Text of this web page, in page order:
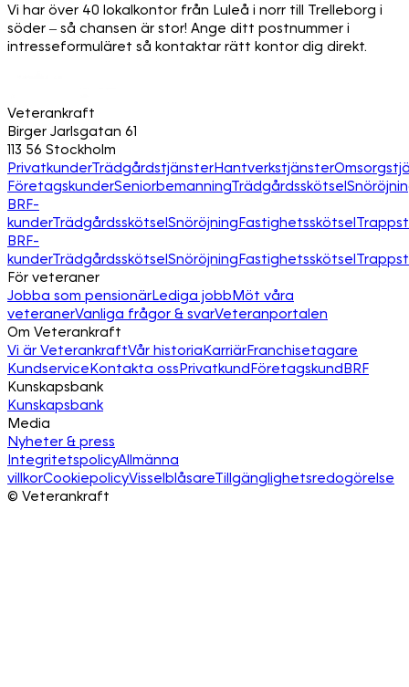
Vi har över 40 lokalkontor från Luleå i norr till Trelleborg i
söder – så chansen är stor! Ange ditt postnummer i
intresseformuläret så kontaktar rätt kontor dig direkt.
Veterankraft
Birger Jarlsgatan 61
113 56 Stockholm
PrivatkunderTrädgårdstjänsterHantverkstjänster
FöretagskunderSeniorbemanningTrädgårdsskötsel
BRF-
kunderTrädgårdsskötselSnöröjningFastighetsskötsel
BRF-
kunderTrädgårdsskötselSnöröjningFastighetsskötsel
För veteraner
Jobba som pensionärLediga jobbMöt våra
veteranerVanliga frågor & svarVeteranportalen
Om Veterankraft
Vi är VeterankraftVår historiaKarriärFranchisetagare
KundserviceKontakta ossPrivatkundFöretagskundBRF
Kunskapsbank
Kunskapsbank
Media
Nyheter & press
IntegritetspolicyAllmänna
villkorCookiepolicyVisselblåsareTillgänglighetsredogörelse
© Veterankraft